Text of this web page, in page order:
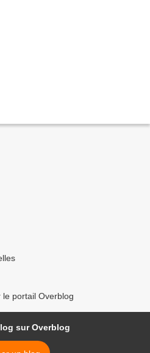
portail Overblog
sur Overblog